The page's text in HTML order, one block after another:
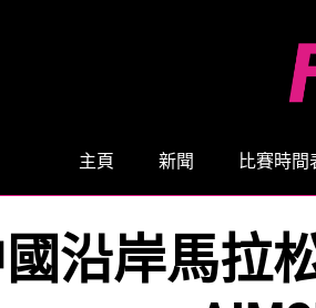
主頁 新聞 比賽時間
沿岸馬拉